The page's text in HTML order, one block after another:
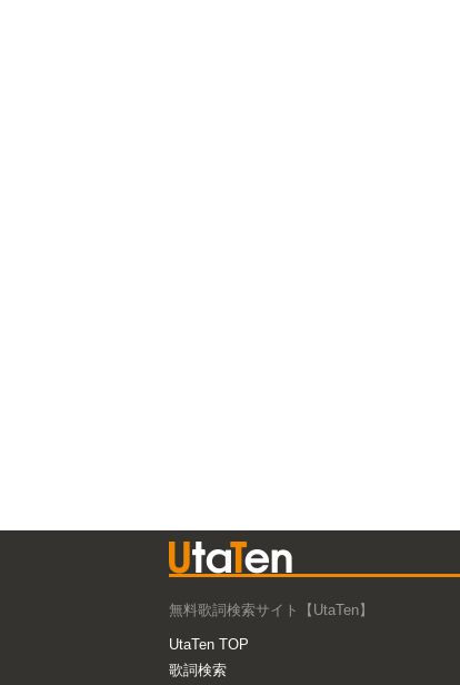
無料歌詞検索サイト【UtaTen】
UtaTen TOP
歌詞検索